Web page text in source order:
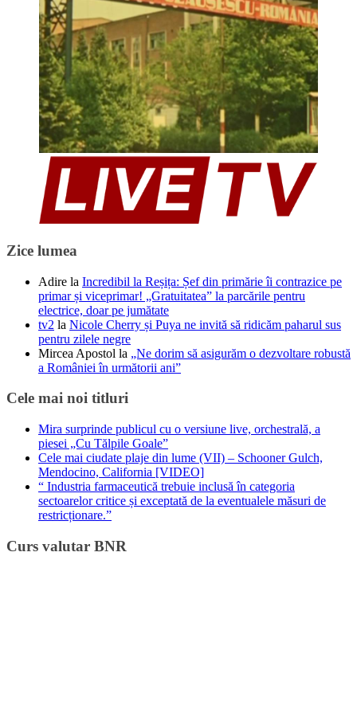
Zice lumea
Adire la Incredibil la Reșița: Șef din primărie îi contrazice pe
primar și viceprimar! „Gratuitatea” la parcările pentru
electrice, doar pe jumătate
tv2 la Nicole Cherry și Puya ne invită să ridicăm paharul sus
pentru zilele negre
Mircea Apostol la „Ne dorim să asigurăm o dezvoltare robustă
a României în următorii ani”
Cele mai noi titluri
Mira surprinde publicul cu o versiune live, orchestrală, a
piesei „Cu Tălpile Goale”
Cele mai ciudate plaje din lume (VII) – Schooner Gulch,
Mendocino, California [VIDEO]
“ Industria farmaceutică trebuie inclusă în categoria
sectoarelor critice și exceptată de la eventualele măsuri de
restricționare.”
Curs valutar BNR